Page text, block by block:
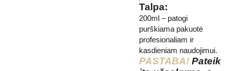
Talpa:
200ml – patogi
purškiama pakuotė
profesionaliam ir
kasdieniam naudojimui.
PASTABA! Pateik